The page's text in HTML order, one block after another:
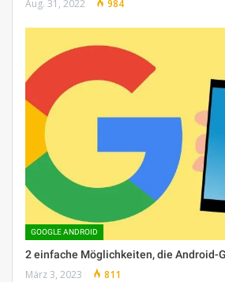
Aug. 31, 2022 984
GOOGLE ANDROID
2 einfache Möglichkeiten, die Android-
März 3, 2023 811